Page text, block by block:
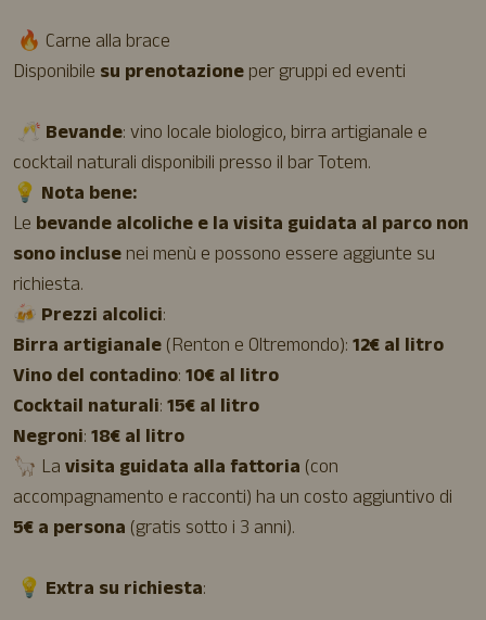
🔥 Carne alla brace
Disponibile su prenotazioneper gruppi ed eventi
🥂 Bevande: vino locale biologico, birra artigianale e
cocktail naturali disponibili presso il bar Totem.
💡 Nota bene:
Le bevande alcoliche e la visita guidata al parco non
sono inclusenei menù e possono essere aggiunte su
richiesta.
🍻 Prezzi alcolici:
Birra artigianale(Renton e Oltremondo):12€ al litro
Vino del contadino:10€ al litro
Cocktail naturali:15€ al litro
Negroni:18€ al litro
🦙 Lavisita guidata alla fattoria (con
accompagnamento e racconti) ha un costo aggiuntivo di
5€ a persona (gratis sotto i 3 anni).
💡 Extra su richiesta: